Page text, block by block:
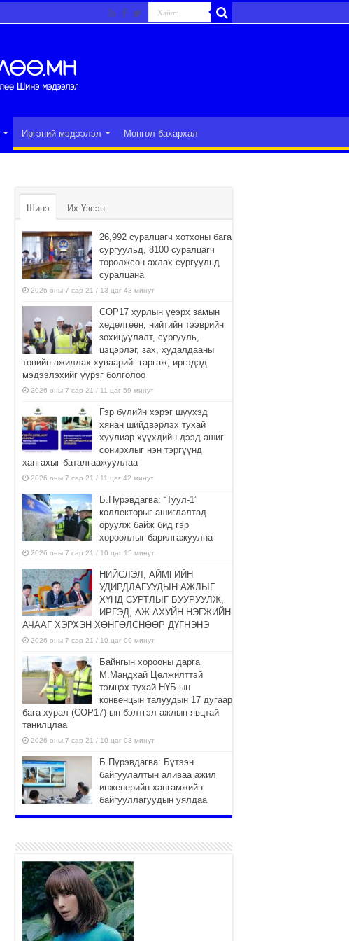
Иргэний мэдээлэл Монгол бахархал
Шинэ Их Үзсэн
26,992 суралцагч хотхоны бага
сургуульд, 8100 суралцагч
төрөлжсөн ахлах сургуульд
суралцана
2026 оны 7 сар 21 / 13 цаг 43 минут
COP17 хурлын үеэрх замын
хөдөлгөөн, нийтийн тээврийн
зохицуулалт, сургууль,
цэцэрлэг, зах, худалдааны
төвийн ажиллах хуваарийг гаргаж, иргэдэд
мэдээлэхийг үүрэг болголоо
2026 оны 7 сар 21 / 11 цаг 59 минут
Гэр бүлийн хэрэг шүүхэд
хянан шийдвэрлэх тухай
хуулиар хүүхдийн дээд ашиг
сонирхлыг нэн тэргүүнд
хангахыг баталгаажууллаа
2026 оны 7 сар 21 / 11 цаг 42 минут
Б.Пүрэвдагва: “Туул-1”
коллекторыг ашиглалтад
оруулж байж бид гэр
хорооллыг барилгажуулна
2026 оны 7 сар 21 / 10 цаг 15 минут
НИЙСЛЭЛ, АЙМГИЙН
УДИРДЛАГУУДЫН АЖЛЫГ
ХҮНД СУРТЛЫГ БУУРУУЛЖ,
ИРГЭД, АЖ АХУЙН НЭГЖИЙН
АЧААГ ХЭРХЭН ХӨНГӨЛСНӨӨР ДҮГНЭНЭ
2026 оны 7 сар 21 / 10 цаг 09 минут
Байнгын хорооны дарга
М.Мандхай Цөлжилттэй
тэмцэх тухай НҮБ-ын
конвенцын талуудын 17 дугаар
бага хурал (СОР17)-ын бэлтгэл ажлын явцтай
танилцлаа
2026 оны 7 сар 21 / 10 цаг 03 минут
Б.Пүрэвдагва: Бүтээн
байгуулалтын аливаа ажил
инженерийн хангамжийн
байгууллагуудын уялдаа
холбоогүйгээс саатах ёсгүй
“Сэлбэ 20 минутын хот”
төслийн анхны 12 давхар
барилгын үндсэн карказ,
цутгалтын ажил дууслаа
2026 оны 7 сар 20 / 17 цаг 17 минут
Мопед, скүүтер, тэдгээртэй
адилтгах үзүүлэлт бүхий